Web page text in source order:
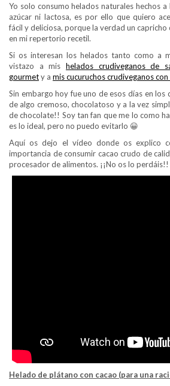
Yo solo consumo helados naturales hechos
azúcar ni lactosa, es por ello que quiero
fácil y deliciosa, porque la verdad un
en mi repertorio recetil.
Si os interesan los helados tanto como a
vistazo a mis helados crudiveganos de
gourmety a mis cucuruchos crudiveganos
Sin embargo hoy fue uno de esos días en los
de algo cremoso, chocolatoso y a la vez
de chocolate!! Soy tan fan que me lo como
es lo ideal, pero no puedo evitarlo 😀
Aquí os dejo el vídeo donde os explico
importancia de consumir cacao crudo de
procesador de alimentos. ¡¡No os lo perdáis!!
Helado de plátano con cacao (para una